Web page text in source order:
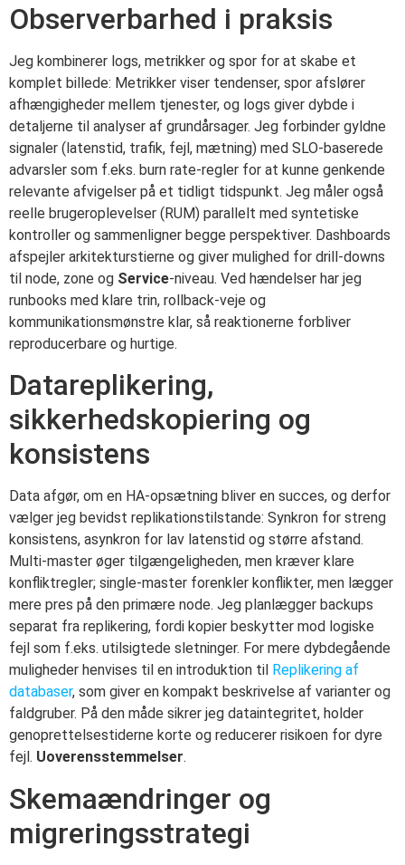
Observerbarhed i praksis
Jeg kombinerer logs, metrikker og spor for at skabe et
komplet billede: Metrikker viser tendenser, spor afslører
afhængigheder mellem tjenester, og logs giver dybde i
detaljerne til analyser af grundårsager. Jeg forbinder gyldne
signaler (latenstid, trafik, fejl, mætning) med SLO-baserede
advarsler som f.eks. burn rate-regler for at kunne genkende
relevante afvigelser på et tidligt tidspunkt. Jeg måler også
reelle brugeroplevelser (RUM) parallelt med syntetiske
kontroller og sammenligner begge perspektiver. Dashboards
afspejler arkitekturstierne og giver mulighed for drill-downs
til node, zone og Service-niveau. Ved hændelser har jeg
runbooks med klare trin, rollback-veje og
kommunikationsmønstre klar, så reaktionerne forbliver
reproducerbare og hurtige.
Datareplikering,
sikkerhedskopiering og
konsistens
Data afgør, om en HA-opsætning bliver en succes, og derfor
vælger jeg bevidst replikationstilstande: Synkron for streng
konsistens, asynkron for lav latenstid og større afstand.
Multi-master øger tilgængeligheden, men kræver klare
konfliktregler; single-master forenkler konflikter, men lægger
mere pres på den primære node. Jeg planlægger backups
separat fra replikering, fordi kopier beskytter mod logiske
fejl som f.eks. utilsigtede sletninger. For mere dybdegående
muligheder henvises til en introduktion til Replikering af
databaser, som giver en kompakt beskrivelse af varianter og
faldgruber. På den måde sikrer jeg dataintegritet, holder
genoprettelsestiderne korte og reducerer risikoen for dyre
fejl. Uoverensstemmelser.
Skemaændringer og
migreringsstrategi